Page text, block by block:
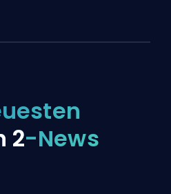
2-News